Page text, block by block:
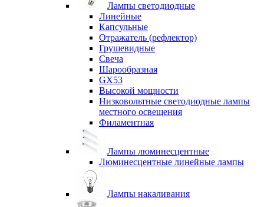
Лампы светодиодные
Линейные
Капсульные
Отражатель (рефлектор)
Грушевидные
Свеча
Шарообразная
GX53
Высокой мощности
Низковольтные светодиодные лампы
местного освещения
Филаментная
Лампы люминесцентные
Люминесцентные линейные лампы
Лампы накаливания